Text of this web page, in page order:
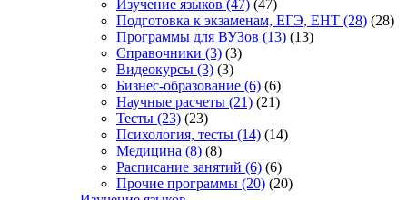
Изучение языков (47) (47)
Подготовка к экзаменам, ЕГЭ, ЕНТ (28) (28)
Программы для ВУЗов (13) (13)
Справочники (3) (3)
Видеокурсы (3) (3)
Бизнес-образование (6) (6)
Научные расчеты (21) (21)
Тесты (23) (23)
Психология, тесты (14) (14)
Медицина (8) (8)
Расписание занятий (6) (6)
Прочие программы (20) (20)